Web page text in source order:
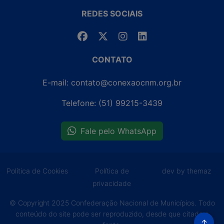
REDES SOCIAIS
CONTATO
E-mail: contato@conexaocnm.org.br
Telefone: (51) 99215-3439
Fale pelo WhatsApp
Política de Cookies
Política de
privacidade
dev by themaz
© Copyright 2025 Confederação Nacional de Municípios. Todo
conteúdo do site pode ser reproduzido, desde que citada a